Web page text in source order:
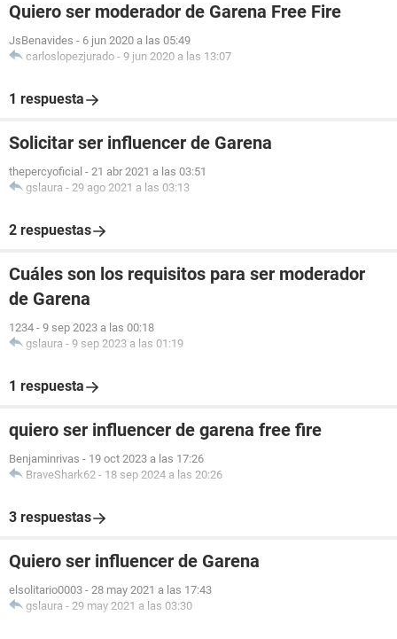
Quiero ser moderador de Garena Free Fire
JsBenavides - 6 jun 2020 a las 05:49
carloslopezjurado - 9 jun 2020 a las 13:07
1 respuesta
Solicitar ser influencer de Garena
thepercyoficial - 21 abr 2021 a las 03:51
gslaura - 29 ago 2021 a las 03:13
2 respuestas
Cuáles son los requisitos para ser moderador
de Garena
1234 - 9 sep 2023 a las 00:18
gslaura - 9 sep 2023 a las 01:19
1 respuesta
quiero ser influencer de garena free fire
Benjaminrivas - 19 oct 2023 a las 17:26
BraveShark62 - 18 sep 2024 a las 20:26
3 respuestas
Quiero ser influencer de Garena
elsolitario0003 - 28 may 2021 a las 17:43
gslaura - 29 may 2021 a las 03:30